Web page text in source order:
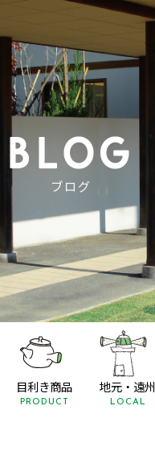
目利き商品
PRODUCT
地元・遠州
LOCAL